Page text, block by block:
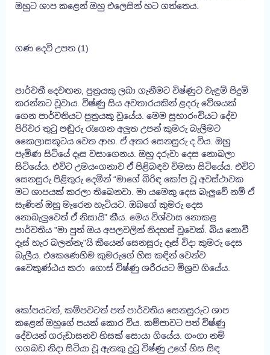
ඔහුට ශාප කළෙන් ඔහු එලෙසින් හට ගත්තෙය.
ගණ දෙවි උපත (1)
පාර්වතී දෙවඟන, පුත්‍රයකු ලබා ගැනීමට විෂ්ණුට වැඳුම් පිදුම්
කරන්නට වූවාය. විෂ්ණු සිය අවතාරයකින් ළදරු වේශයක්
ගෙන පාර්වතියට පුත්‍රයකු වූයේය. මෙම සුභාරංචියට දේව
පිරිවර තුටු පඬුරු රැගෙන අලුත උපන් කුමරු බැලීමට
කෛලාසකූටය වෙත ආහ. ඒ අතර සෙනසුරු ද විය. ඔහු
පැමිණ සිටියේ දෑස වසාගෙනය. ඔහු දරුවා දෙස නොබලා
සිටියේය. එවිට උමයංගනාව ඒ පිළිබඳව විමසා සිටියේය. එවිට
සෙනසුරු පිළිතුරු දෙමින් “මාගේ බිරිඳ කෝප වූ අවස්ථාවක
මට ශාපයක් කරලා තිබෙනවා. මා යමෙකු දෙස බැලුවේ නම් ඒ
සැණින් ඔහු මැරෙන හැටියට. ඔබගේ කුමරු දෙස
නොබැලුවෙත් ඒ නිසායි” කීය. මෙය විශ්වාස නොකළ
පාර්වතිය "මා පුත් ඔය අපලවලින් නිදහස් වූවෙක්. බිය නොවී
දෑස් හැර බලන්නැ"යි කීයෙන් සෙනසුරු දෑස් විදා කුමරු දෙස
බැලීය. එකෙණෙහිම කුමරුගේ හිස කඳින් වෙන්ව
වෛකුණ්ඨය කරා ගොස් විෂ්ණු ශරීරයට මිශ්‍රව ගියේය.
කෝපයටත්, කම්පවටත් පත් පාර්වතිය සෙනසුරුට ශාප
කළෙන් ඔහුගේ පයක් කොර විය. කම්පාවට පත් විෂ්ණු
දේවයන් ගරුඩාසනව හිසක් සොයා ගියේය. ගංගා නම්
ගගබඩ නිදා සිටියා වූ ඇතකු දුටු විෂ්ණු උගේ හිස සිඳ